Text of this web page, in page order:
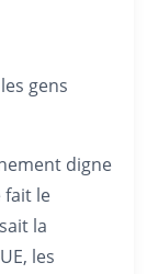
gens
digne
fait le
la
les